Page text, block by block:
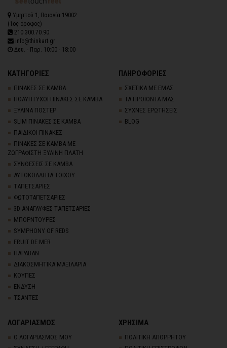
Υμηττού 1, Παιανία 19002
(1ος όροφος)
210.300.70.90
info@thinkart.gr
Δευ. - Παρ. 10:00 - 18:00
ΚΑΤΗΓΟΡΙΕΣ
ΠΙΝΑΚΕΣ ΣΕ ΚΑΜΒΑ
ΠΟΛΥΠΤΥΧΟΙ ΠΙΝΑΚΕΣ ΣΕ ΚΑΜΒΑ
ΞΥΛΙΝΑ ΠΟΣΤΕΡ
SLIM ΠΙΝΑΚΕΣ ΣΕ ΚΑΜΒΑ
ΠΑΙΔΙΚΟΙ ΠΙΝΑΚΕΣ
ΠΙΝΑΚΕΣ ΣΕ ΚΑΜΒΑ ΜΕ
ΖΩΓΡΑΦΙΣΤΗ ΞΥΛΙΝΗ ΠΛΑΤΗ
ΣΥΝΘΕΣΕΙΣ ΣΕ ΚΑΜΒΑ
ΑΥΤΟΚΟΛΛΗΤΑ ΤΟΙΧΟΥ
TΑΠΕΤΣΑΡΙΕΣ
ΦΩΤΟΤΑΠΕΤΣΑΡΙΕΣ
3D AΝΑΓΛΥΦΕΣ TΑΠΕΤΣΑΡΙΕΣ
ΜΠΟΡΝΤΟΥΡΕΣ
SYMPHONY OF REDS
FRUIT DE MER
ΠΑΡΑΒΑΝ
ΔΙΑΚΟΣΜΗΤΙΚΑ ΜΑΞΙΛΑΡΙΑ
ΚΟΥΠΕΣ
ΕΝΔΥΣΗ
ΤΣΑΝΤΕΣ
ΠΛΗΡΟΦΟΡΙΕΣ
ΣΧΕΤΙΚΑ ΜΕ ΕΜΑΣ
ΤΑ ΠΡΟΪΟΝΤΑ ΜΑΣ
ΣΥΧΝΕΣ ΕΡΩΤΗΣΕΙΣ
BLOG
ΛΟΓΑΡΙΑΣΜΟΣ
Ο ΛΟΓΑΡΙΑΣΜΟΣ ΜΟΥ
ΧΡΗΣΙΜΑ
ΠΟΛΙΤΙΚΗ ΑΠΟΡΡΗΤΟΥ